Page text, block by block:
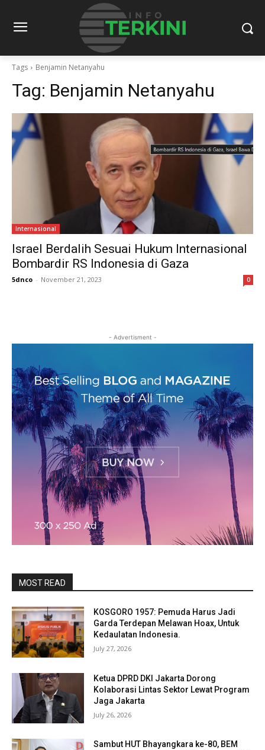
Tags Benjamin Netanyahu
Tag: Benjamin Netanyahu
Internasional
Israel Berdalih Sesuai Hukum Internasional
Bombardir RS Indonesia di Gaza
5dnco - November 21, 2023 0
- Advertisment -
MOST READ
KOSGORO 1957: Pemuda Harus Jadi
Garda Terdepan Melawan Hoax, Untuk
Kedaulatan Indonesia.
July 27, 2026
Ketua DPRD DKI Jakarta Dorong
Kolaborasi Lintas Sektor Lewat Program
Jaga Jakarta
July 26, 2026
Sambut HUT Bhayangkara ke-80, BEM